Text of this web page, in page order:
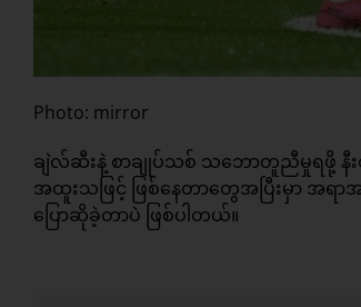
Photo: mirror
ချဲလ်ဆီးနဲ့ စာချုပ်သစ် သဘောတူညီမှုရဖို့ နီး
အထူးသဖြင့် ဖြစ်နေတာတွေအပြီးမှာ အရာ
ပြောဆိုခဲ့တာပဲ ဖြစ်ပါတယ်။